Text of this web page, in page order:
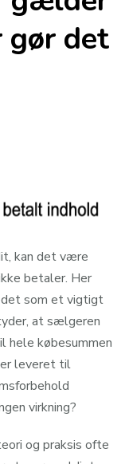
gør det
kan det være
betaler. Her
som et vigtigt
at sælgeren
hele købesummen
leveret til
virkning?
og praksis ofte